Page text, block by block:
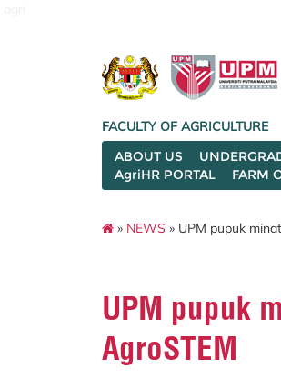
FACULTY OF AGRICULTURE
ABOUT US
AgriHR PORTAL
FARM
» NEWS » UPM pupuk
UPM pupuk
AgroSTEM